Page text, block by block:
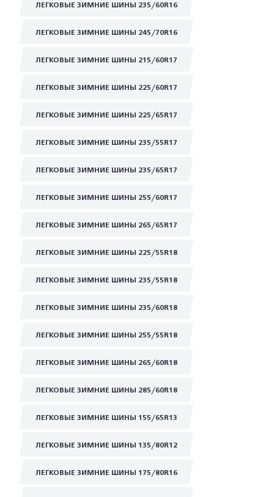
ЛЕГКОВЫЕ ЗИМНИЕ ШИНЫ 235/60R16
ЛЕГКОВЫЕ ЗИМНИЕ ШИНЫ 245/70R16
ЛЕГКОВЫЕ ЗИМНИЕ ШИНЫ 215/60R17
ЛЕГКОВЫЕ ЗИМНИЕ ШИНЫ 225/60R17
ЛЕГКОВЫЕ ЗИМНИЕ ШИНЫ 225/65R17
ЛЕГКОВЫЕ ЗИМНИЕ ШИНЫ 235/55R17
ЛЕГКОВЫЕ ЗИМНИЕ ШИНЫ 235/65R17
ЛЕГКОВЫЕ ЗИМНИЕ ШИНЫ 255/60R17
ЛЕГКОВЫЕ ЗИМНИЕ ШИНЫ 265/65R17
ЛЕГКОВЫЕ ЗИМНИЕ ШИНЫ 225/55R18
ЛЕГКОВЫЕ ЗИМНИЕ ШИНЫ 235/55R18
ЛЕГКОВЫЕ ЗИМНИЕ ШИНЫ 235/60R18
ЛЕГКОВЫЕ ЗИМНИЕ ШИНЫ 255/55R18
ЛЕГКОВЫЕ ЗИМНИЕ ШИНЫ 265/60R18
ЛЕГКОВЫЕ ЗИМНИЕ ШИНЫ 285/60R18
ЛЕГКОВЫЕ ЗИМНИЕ ШИНЫ 155/65R13
ЛЕГКОВЫЕ ЗИМНИЕ ШИНЫ 135/80R12
ЛЕГКОВЫЕ ЗИМНИЕ ШИНЫ 175/80R16